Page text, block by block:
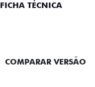
FICHA TÉCNICA
COMPARAR VERSÃO